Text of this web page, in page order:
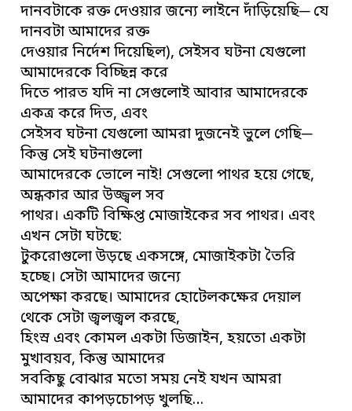
দানবটাকে রক্ত দেওয়ার জন্যে লাইনে দাঁড়িয়েছি─ যে
দানবটা আমাদের রক্ত
দেওয়ার নির্দেশ দিয়েছিল), সেইসব ঘটনা যেগুলো
আমাদেরকে বিচ্ছিন্ন করে
দিতে পারত যদি না সেগুলোই আবার আমাদেরকে
একত্র করে দিত, এবং
সেইসব ঘটনা যেগুলো আমরা দুজনেই ভুলে গেছি─
কিন্তু সেই ঘটনাগুলো
আমাদেরকে ভোলে নাই! সেগুলো পাথর হয়ে গেছে,
অন্ধকার আর উজ্জ্বল সব
পাথর। একটি বিক্ষিপ্ত মোজাইকের সব পাথর। এবং
এখন সেটা ঘটছে:
টুকরোগুলো উড়ছে একসঙ্গে, মোজাইকটা তৈরি
হচ্ছে। সেটা আমাদের জন্যে
অপেক্ষা করছে। আমাদের হোটেলকক্ষের দেয়াল
থেকে সেটা জ্বলজ্বল করছে,
হিংস্র এবং কোমল একটা ডিজাইন, হয়তো একটা
মুখাবয়ব, কিন্তু আমাদের
সবকিছু বোঝার মতো সময় নেই যখন আমরা
আমাদের কাপড়চোপড় খুলছি…